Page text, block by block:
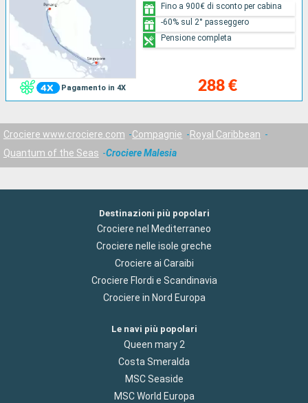
Pagamento in 4X 288 €
Fino a 900€ di sconto per cabina
-60% sul 2° passeggero
Pensione completa
Crociere www.crociere.com Compagnie
Royal Caribbean
Quantum of the Seas
Crociere Malesia
Destinazioni più popolari
Crociere nel Mediterraneo
Crociere nelle isole greche
Crociere ai Caraibi
Crociere Flordi e Scandinavia
Crociere in Nord Europa
Le navi più popolari
Queen mary 2
Costa Smeralda
MSC Seaside
MSC World Europa